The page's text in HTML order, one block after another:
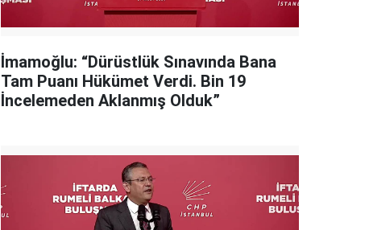
İmamoğlu: “Dürüstlük Sınavında Bana
Tam Puanı Hükümet Verdi. Bin 19
İncelemeden Aklanmış Olduk”